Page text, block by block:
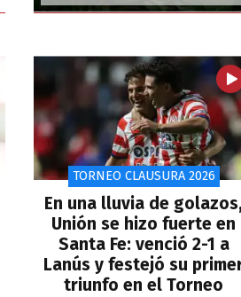
TORNEO CLAUSURA 2026
En una lluvia de
Unión se hizo fuerte en
Santa Fe: venció 2-1 a
Lanús y festejó su
triunfo en el Torneo